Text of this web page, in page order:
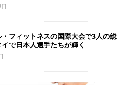
フィットネスの国際大会で3人の総
で日本人選手たちが輝く